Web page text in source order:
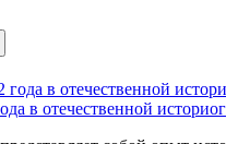
в отечественной